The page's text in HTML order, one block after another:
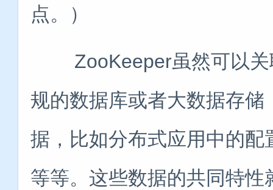
点。）
ZooKeeper虽然可以关
规的数据库或者大数据存
据，比如分布式应用中的
等等。这些数据的共同特